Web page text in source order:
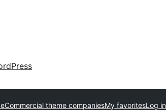
Commercial theme companiesMy favoritesLog in